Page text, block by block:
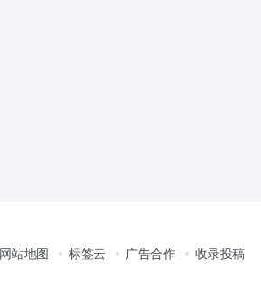
网站地图 标签云 广告合作
收录投稿